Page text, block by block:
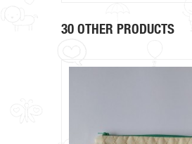
30 OTHER PRODUCTS